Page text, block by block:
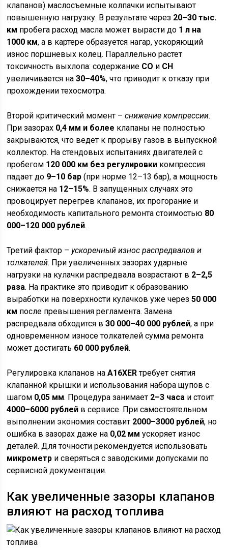
клапанов) маслосъемные колпачки испытывают
повышенную нагрузку. В результате через 20–30 тыс.
км пробега расход масла может вырасти до 1 л на
1000 км, а в картере образуется нагар, ускоряющий
износ поршневых колец. Параллельно растет
токсичность выхлопа: содержание CO и CH
увеличивается на30–40%, что приводит к отказу при
прохождении техосмотра.
Второй критический момент –снижение компрессии.
При зазорах 0,4 мм и более клапаны не полностью
закрываются, что ведет к прорыву газов в выпускной
коллектор. На стендовых испытаниях двигателей с
пробегом 120 000 км без регулировки компрессия
падает до 9–10 бар (при норме 12–13 бар), а мощность
снижается на 12–15%. В запущенных случаях это
провоцирует перегрев клапанов, их прогорание и
необходимость капитального ремонта стоимостью 80
000–120 000 рублей.
Третий фактор – ускоренный износ распредвалов и
толкателей. При увеличенных зазорах ударные
нагрузки на кулачки распредвала возрастают в 2–2,5
раза. На практике это приводит к образованию
выработки на поверхности кулачков уже через50 000
км после превышения регламента. Замена
распредвала обходится в30 000–40 000 рублей, а при
одновременном износе толкателей сумма ремонта
может достигать 60 000 рублей.
Регулировка клапанов наA16XERтребует снятия
клапанной крышки и использования набора щупов с
шагом 0,05 мм. Процедура занимает 2–3 часа и стоит
4000–6000 рублей в сервисе. При самостоятельном
выполнении экономия составит 2000–3000 рублей, но
ошибка в зазорах даже на 0,02 мм ускоряет износ
деталей. Для точности рекомендуется использовать
микрометр и сверяться с заводскими допусками по
сервисной документации.
Как увеличенные зазоры клапанов
влияют на расход топлива